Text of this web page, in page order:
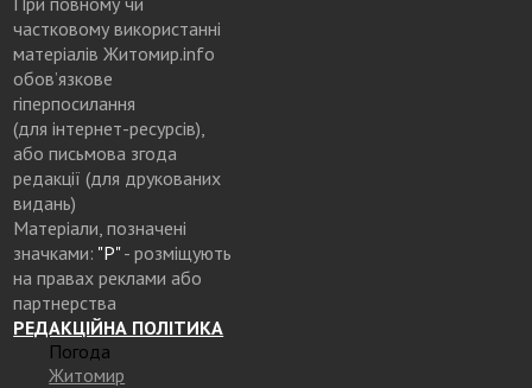
частковому використанні
матеріалів Житомир.info
обов’язкове
гіперпосилання
(для інтернет-ресурсів),
або письмова згода
редакції (для друкованих
видань)
Матеріали, позначені
значками: "Р"- розміщують
на правах реклами або
партнерства
РЕДАКЦІЙНА ПОЛІТИКА
Погода
Житомир